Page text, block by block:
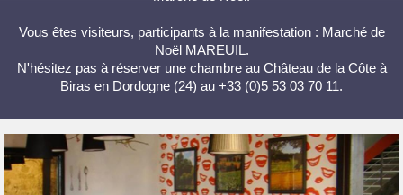
Vous êtes visiteurs, participants à la manifestation : Marché de
Noël MAREUIL.
N'hésitez pas à réserver une chambre au Château de la Côte à
Biras en Dordogne (24) au +33 (0)5 53 03 70 11.